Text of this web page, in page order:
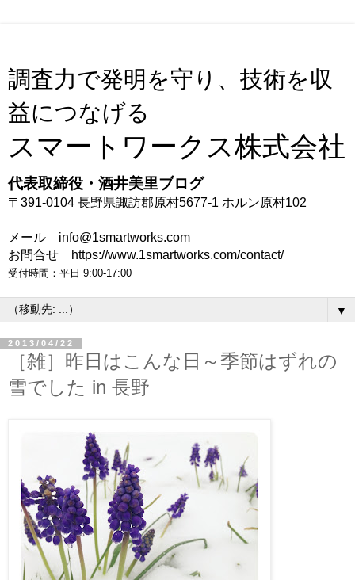
調査力で発明を守り、技術を収
益につなげる
スマートワークス株式会社
代表取締役・酒井美里ブログ
〒391-0104 長野県諏訪郡原村5677-1 ホルン原村102
メール info@1smartworks.com
お問合せ https://www.1smartworks.com/contact/
受付時間：平日 9:00-17:00
▼
2013/04/22
［雑］昨日はこんな日～季節はずれの
雪でした in 長野